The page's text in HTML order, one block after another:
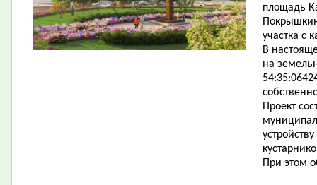
площадь
участка с
В
на
Проект
При этом